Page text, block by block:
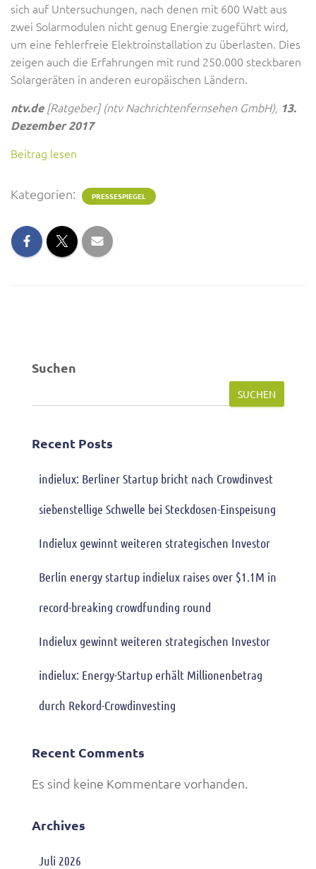
sich auf Untersuchungen, nach denen mit 600 Watt aus
zwei Solarmodulen nicht genug Energie zugeführt wird,
um eine fehlerfreie Elektroinstallation zu überlasten. Dies
zeigen auch die Erfahrungen mit rund 250.000 steckbaren
Solargeräten in anderen europäischen Ländern.
ntv.de [Ratgeber] (ntv Nachrichtenfernsehen GmbH), 13.
Dezember 2017
Beitrag lesen
Kategorien: PRESSESPIEGEL
Suchen
SUCHEN
Recent Posts
indielux: Berliner Startup bricht nach Crowdinvest
siebenstellige Schwelle bei Steckdosen-Einspeisung
Indielux gewinnt weiteren strategischen Investor
Berlin energy startup indielux raises over $1.1M in
record-breaking crowdfunding round
Indielux gewinnt weiteren strategischen Investor
indielux: Energy-Startup erhält Millionenbetrag
durch Rekord-Crowdinvesting
Recent Comments
Es sind keine Kommentare vorhanden.
Archives
Juli 2026